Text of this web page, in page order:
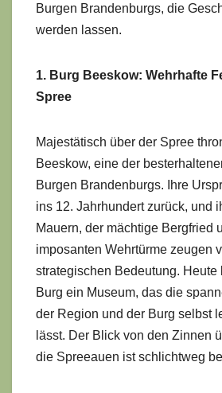
Burgen Brandenburgs, die
werden lassen.
1. Burg Beeskow: Wehrhafte
Spree
Majestätisch über der Spree
Beeskow, eine der
Burgen Brandenburgs. Ihre
ins 12. Jahrhundert zurück, und
Mauern, der mächtige Bergfried
imposanten Wehrtürme zeugen
strategischen Bedeutung. Heute
Burg ein Museum, das die
der Region und der Burg selbst
lässt. Der Blick von den Zinnen
die Spreeauen ist schlichtweg